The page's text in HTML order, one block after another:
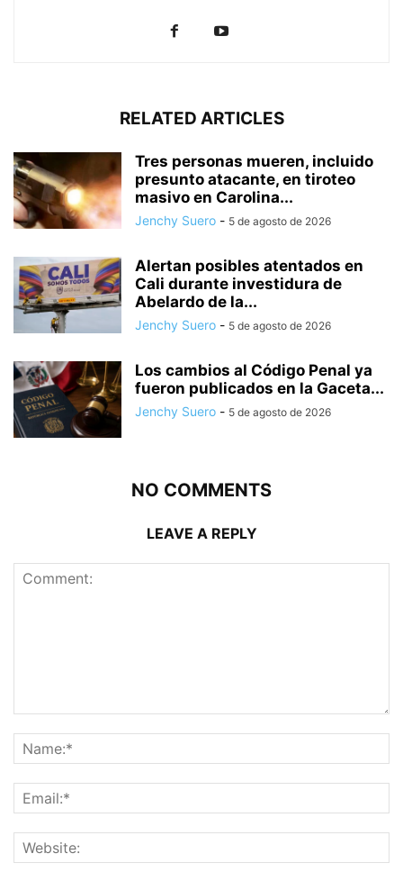
RELATED ARTICLES
Tres personas mueren, incluido
presunto atacante, en tiroteo
masivo en Carolina...
Jenchy Suero - 5 de agosto de 2026
Alertan posibles atentados en
Cali durante investidura de
Abelardo de la...
Jenchy Suero - 5 de agosto de 2026
Los cambios al Código Penal ya
fueron publicados en la Gaceta...
Jenchy Suero - 5 de agosto de 2026
NO COMMENTS
LEAVE A REPLY